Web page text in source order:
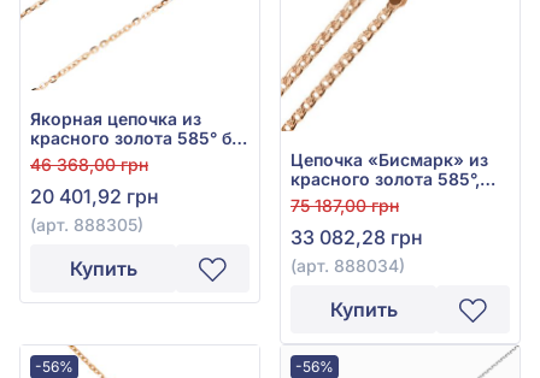
Якорная цепочка из
красного золота 585° без
вставки, арт. 888305
46 368,00 грн
20 401,92 грн
(арт. 888305)
Купить
Цепочка «Бисмарк» из
красного золота 585°,
без вставки, арт. 888034
75 187,00 грн
33 082,28 грн
(арт. 888034)
Купить
-56% -56%